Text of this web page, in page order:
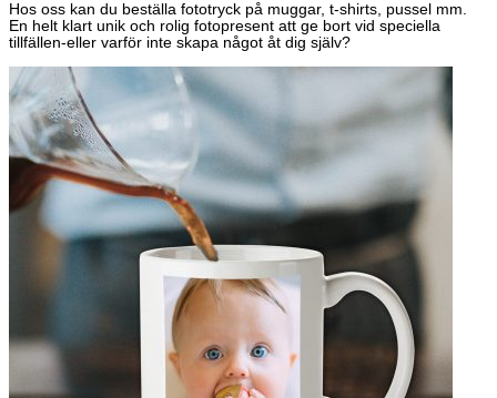
Hos oss kan du beställa fototryck på muggar, t-shirts, pussel mm.
En helt klart unik och rolig fotopresent att ge bort vid speciella
tillfällen-eller varför inte skapa något åt dig själv?